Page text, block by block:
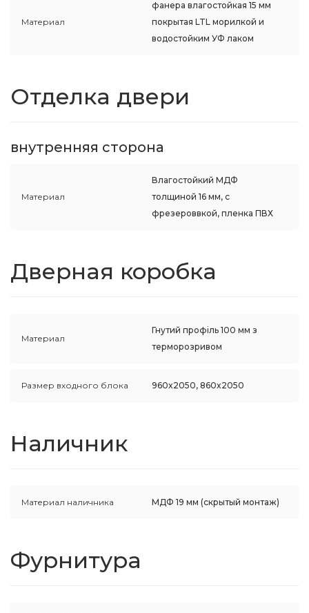
Материал
фанера влагостойкая 15 мм
покрытая LTL морилкой и
водостойким УФ лаком
Отделка двери
внутренняя сторона
Материал
Влагостойкий МДФ
толщиной 16 мм, с
фрезероввкой, пленка ПВХ
Дверная коробка
Материал
Гнутий профіль 100 мм з
терморозривом
Размер входного блока 960x2050, 860x2050
Наличник
Материал наличника МДФ 19 мм (скрытый монтаж)
Фурнитура